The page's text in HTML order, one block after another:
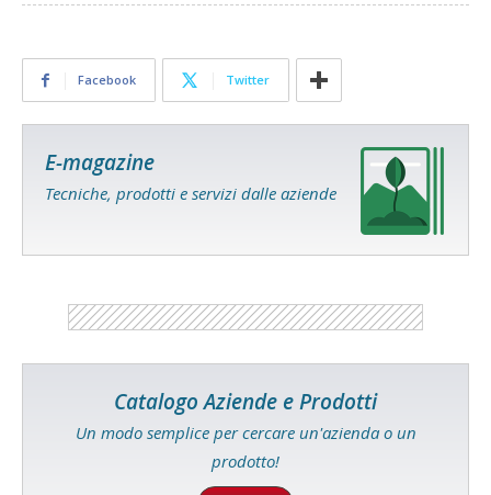
Facebook Twitter
E-magazine
Tecniche, prodotti e servizi dalle aziende
Catalogo Aziende e Prodotti
Un modo semplice per cercare un'azienda o un
prodotto!